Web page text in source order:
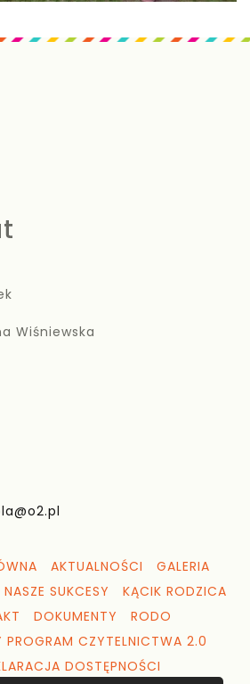
Wiśniewska
AKTUALNOŚCI
GALERIA
NASZE SUKCESY
KĄCIK RODZICA
DOKUMENTY
RODO
PROGRAM CZYTELNICTWA 2.0
DOSTĘPNOŚCI